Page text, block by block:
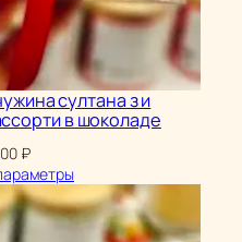
султана з и
в шоколаде
₽